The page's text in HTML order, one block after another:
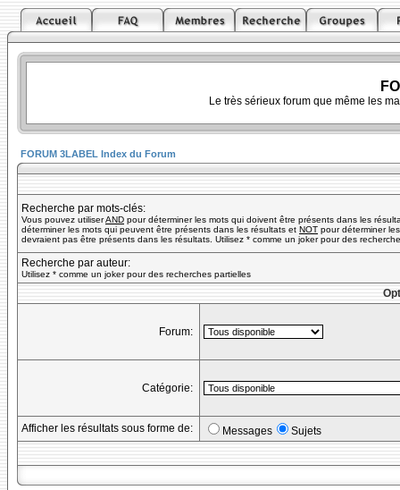
Le très sérieux forum que même les
FORUM 3LABEL Index du Forum
Recherche par mots-clés:
Vous pouvez utiliserAND pour déterminer les mots qui doivent être présents dans les
déterminer les mots qui peuvent être présents dans les résultats et NOT pour déterminer
devraient pas être présents dans les résultats. Utilisez * comme un joker pour des
Recherche par auteur:
Utilisez * comme un joker pour des recherches partielles
Forum:
Catégorie:
Afficher les résultats sous forme de: Messages Sujets